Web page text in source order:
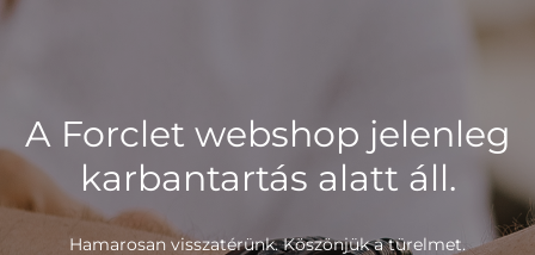
A Forclet webshop jelenleg
karbantartás alatt áll.
Hamarosan visszatérünk. Köszönjük a türelmet.